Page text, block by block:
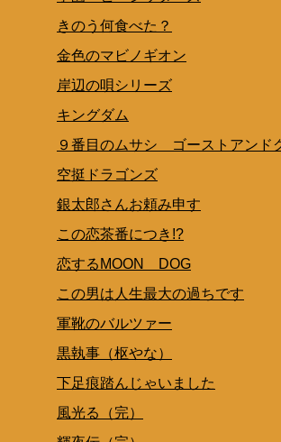
きのう何食べた？
金色のマビノギオン
岸辺の唄シリーズ
キングダム
９番目のムサシ ゴーストアンド
空挺ドラゴンズ
銀太郎さんお頼み申す
この恋茶番につき!?
恋するMOON DOG
この男は人生最大の過ちです
軍靴のバルツァー
黒執事（枢やな）
下足痕踏んじゃいました
風光る（完）